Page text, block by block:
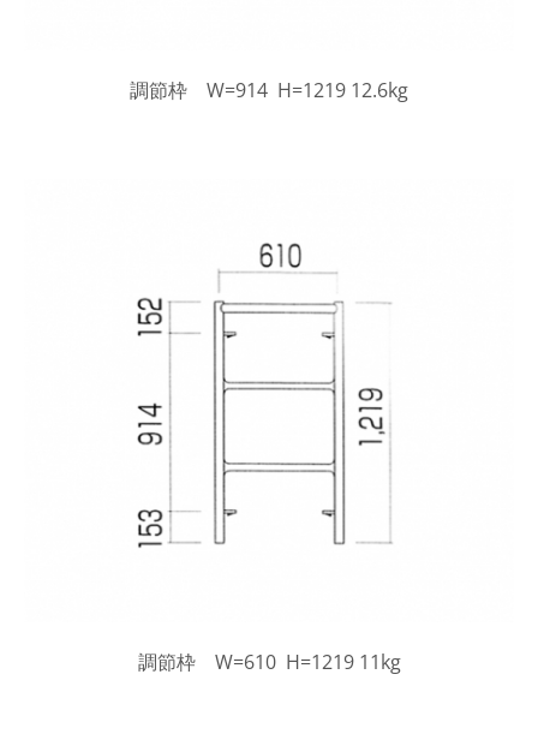
調節枠 W=914 H=1219 12.6kg
調節枠 W=610 H=1219 11kg